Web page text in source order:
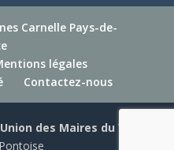
Carnelle Pays-de-
légales
Contactez-nous
Union des Maires du Val